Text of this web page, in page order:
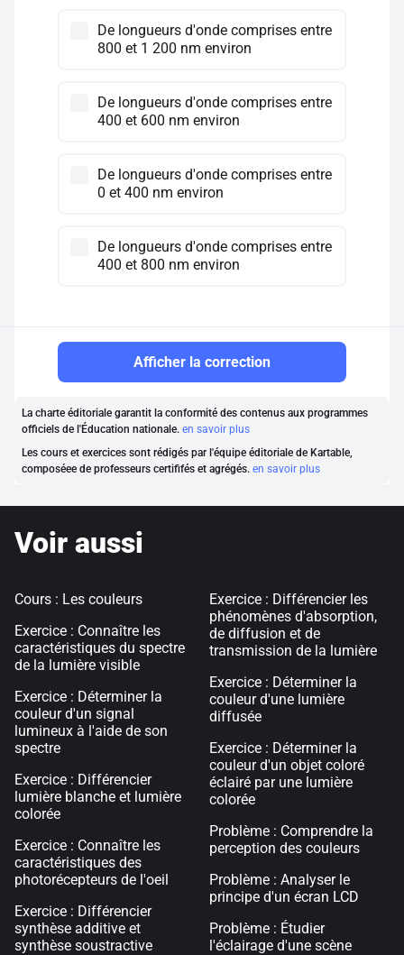
De longueurs d'onde comprises entre
800 et 1 200 nm environ
De longueurs d'onde comprises entre
400 et 600 nm environ
De longueurs d'onde comprises entre
0 et 400 nm environ
De longueurs d'onde comprises entre
400 et 800 nm environ
Afficher la correction
La charte éditoriale garantit la conformité des contenus aux programmes
officiels de l'Éducation nationale. en savoir plus
Les cours et exercices sont rédigés par l'équipe éditoriale de Kartable,
composéee de professeurs certififés et agrégés. en savoir plus
Voir aussi
Cours : Les couleurs
Exercice : Connaître les
caractéristiques du spectre
de la lumière visible
Exercice : Déterminer la
couleur d'un signal
lumineux à l'aide de son
spectre
Exercice : Différencier
lumière blanche et lumière
colorée
Exercice : Connaître les
caractéristiques des
photorécepteurs de l'oeil
Exercice : Différencier
synthèse additive et
synthèse soustractive
Exercice : Différencier les
phénomènes d'absorption,
de diffusion et de
transmission de la lumière
Exercice : Déterminer la
couleur d'une lumière
diffusée
Exercice : Déterminer la
couleur d'un objet coloré
éclairé par une lumière
colorée
Problème : Comprendre la
perception des couleurs
Problème : Analyser le
principe d'un écran LCD
Problème : Étudier
l'éclairage d'une scène